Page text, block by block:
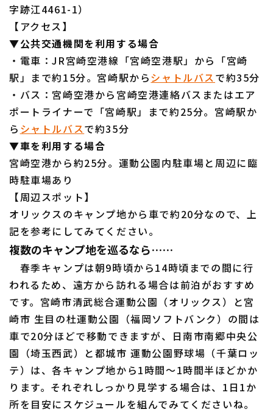
字跡江4461-1）
【アクセス】
▼公共交通機関を利用する場合
・電車：JR宮崎空港線「宮崎空港駅」から「宮崎
駅」まで約15分。宮崎駅からシャトルバスで約35分
・バス：宮崎空港から宮崎空港連絡バスまたはエア
ポートライナーで「宮崎駅」まで約25分。宮崎駅か
ら シャトルバスで約35分
▼車を利用する場合
宮崎空港から約25分。運動公園内駐車場と周辺に臨
時駐車場あり
【周辺スポット】
オリックスのキャンプ地から車で約20分なので、上
記を参考にしてみてください。
複数のキャンプ地を巡るなら……
春季キャンプは朝9時頃から14時頃までの間に行
われるため、遠方から訪れる場合は前泊がおすすめ
です。宮崎市清武総合運動公園（オリックス）と宮
崎市 生目の杜運動公園（福岡ソフトバンク）の間は
車で20分ほどで移動できますが、日南市南郷中央公
園（埼玉西武）と都城市 運動公園野球場（千葉ロッ
テ）は、各キャンプ地から1時間～1時間半ほどかか
ります。それぞれしっかり見学する場合は、1日1か
所を目安にスケジュールを組んでみてくださいね。